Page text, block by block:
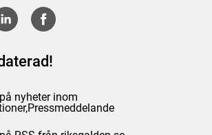
nyheter inom